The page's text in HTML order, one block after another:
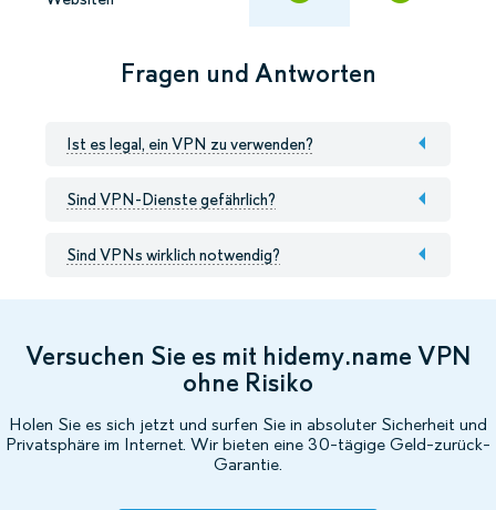
Fragen und Antworten
Ist es legal, ein VPN zu verwenden?
Sind VPN-Dienste gefährlich?
Sind VPNs wirklich notwendig?
Versuchen Sie es mit hidemy.name VPN
ohne Risiko
Holen Sie es sich jetzt und surfen Sie in absoluter Sicherheit und
Privatsphäre im Internet. Wir bieten eine 30-tägige Geld-zurück-
Garantie.